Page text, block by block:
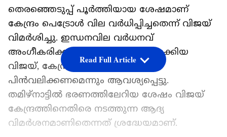
തെരഞ്ഞെടുപ്പ് പൂർത്തിയായ ശേഷമാണ്
കേന്ദ്രം പെട്രോൾ വില വർധിപ്പിച്ചതെന്ന് വിജയ്
വിമർശിച്ചു. ഇന്ധനവില വർധനവ്
അംഗീകരിക്കാനാവില്ലെന്ന് വ്യക്തമാക്കിയ
വിജയ്, കേന്ദ്രസർക്കാർ തീരുമാനം
പിൻവലിക്കണമെന്നും ആവശ്യപ്പെട്ടു.
തമിഴ്നാട്ടിൽ ഭരണത്തിലേറിയ ശേഷം വിജയ്
കേന്ദ്രത്തിനെതിരെ നടത്തുന്ന ആദ്യ
വിമർശനമാണിതെന്നത് ശ്രദ്ധേയമാണ്.
Read Full Article